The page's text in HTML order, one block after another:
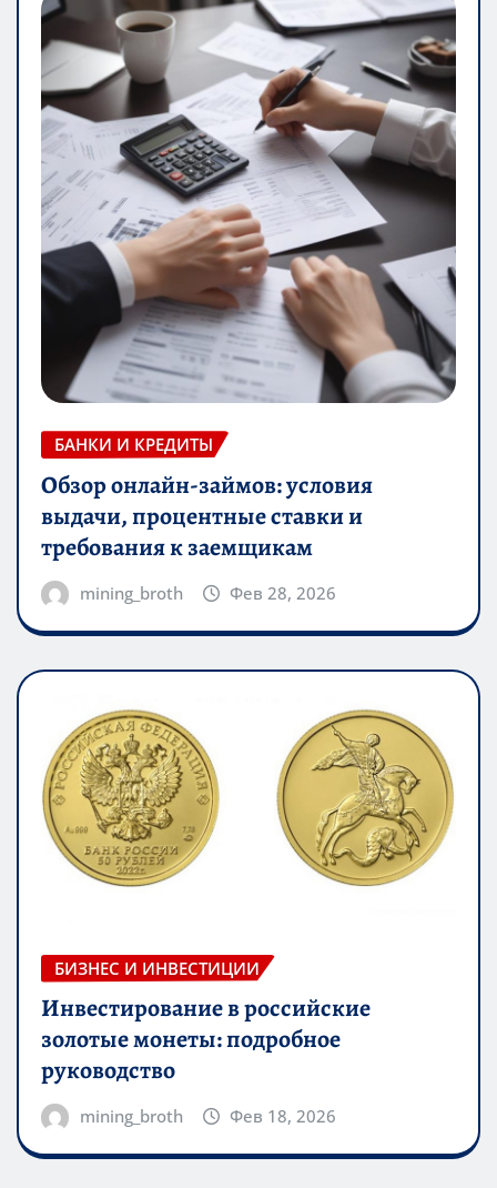
БАНКИ И КРЕДИТЫ
Обзор онлайн-займов: условия
выдачи, процентные ставки и
требования к заемщикам
mining_broth Фев 28, 2026
БИЗНЕС И ИНВЕСТИЦИИ
Инвестирование в российские
золотые монеты: подробное
руководство
mining_broth Фев 18, 2026